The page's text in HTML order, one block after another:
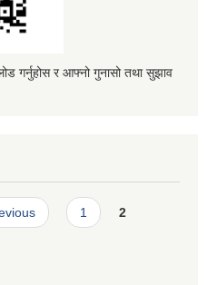
गर्नुहोस र आफ्नो गुनासो तथा सुझाव
1 2